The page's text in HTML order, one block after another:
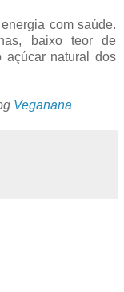
com saúde.
baixo teor de
natural dos
Veganana